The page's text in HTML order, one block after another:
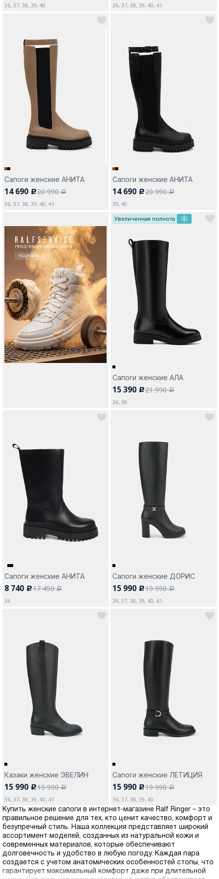
36, 37, 38, 39, 40 36, 37, 38, 39, 40, 41
Сапоги женские АНИТА
14 690 c20 990a
36, 37, 38, 39, 40, 41
Сапоги женские АНИТА
14 690 c20 990a
39, 40
Увеличенная полнота
Сапоги женские АЛА
15 390 c21 990a
36, 38
Сапоги женские АНИТА
8 740 c17 490a
36
Сапоги женские ДОРИС
15 990 c19 990a
36, 37, 38, 39, 40, 41
Казаки женские ЭВЕЛИН
15 990 c19 990a
36, 37, 38, 39, 40, 41
Сапоги женские ЛЕТИЦИЯ
15 990 c19 990a
36, 37, 38, 39, 40
Купить женские сапоги в интернет-магазине Ralf Ringer – это
правильное решение для тех, кто ценит качество, комфорт и
безупречный стиль. Наша коллекция представляет широкий
ассортимент моделей, созданных из натуральной кожи и
современных материалов, которые обеспечивают
долговечность и удобство в любую погоду. Каждая пара
создается с учетом анатомических особенностей стопы, что
гарантирует максимальный комфорт даже при длительной